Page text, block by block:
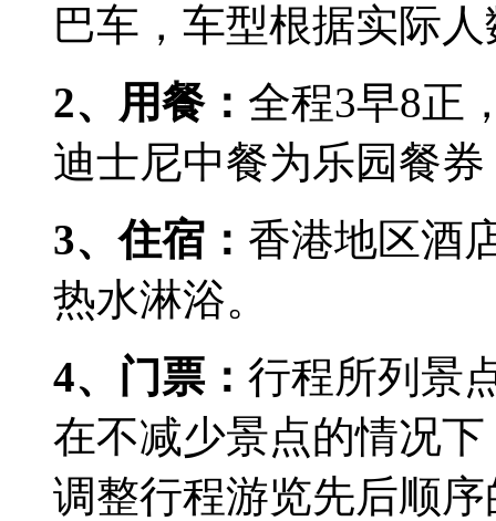
巴车，车型根据实际
2、用餐： 全程3早8正
迪士尼中餐为乐园餐
3、住宿： 香港地区酒
热水淋浴。
4、门票：行程所列景
在不减少景点的情况
调整行程游览先后顺